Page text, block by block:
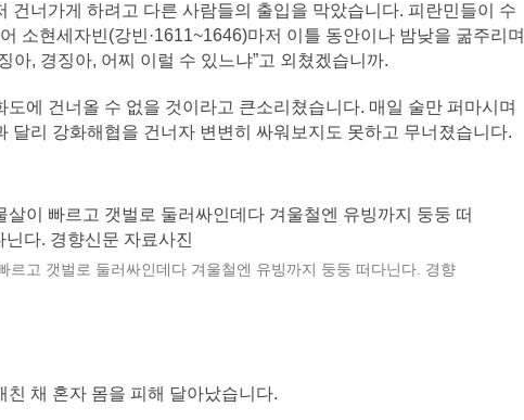
건너가게 하려고 다른 사람들의 출입을 막았습니다. 피란민들이 수
소현세자빈(강빈·1611~1646)마저 이틀 동안이나 밤낮을 굶주리며
아, 경징아, 어찌 이럴 수 있느냐”고 외쳤겠습니까.
에 건너올 수 없을 것이라고 큰소리쳤습니다. 매일 술만 퍼마시며
달리 강화해협을 건너자 변변히 싸워보지도 못하고 무너졌습니다.
르고 갯벌로 둘러싸인데다 겨울철엔 유빙까지 둥둥 떠다닌다. 경향
채 혼자 몸을 피해 달아났습니다.